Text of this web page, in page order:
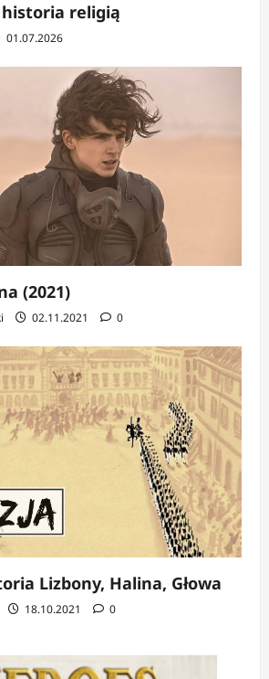
religią
01.07.2026
(2021)
02.11.2021 0
Lizbony, Halina, Głowa
18.10.2021 0